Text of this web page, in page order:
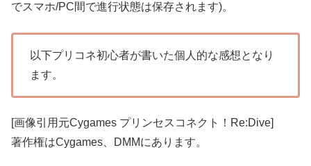
でスマホ/PC間で進行状態は保存されます)。
以下プリコネ初心者が書いた個人的な感想となり
ます。
[画像引用元Cygames プリンセスコネクト！Re:Dive]
著作権はCygames、DMMにあります。